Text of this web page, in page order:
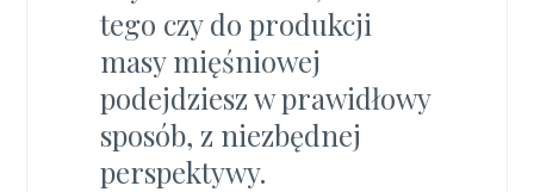
tego czy do produkcji
masy mięśniowej
podejdziesz w prawidłowy
sposób, z niezbędnej
perspektywy.